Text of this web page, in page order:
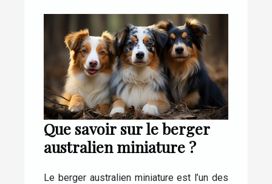
Que savoir sur le berger
australien miniature ?
Le berger australien miniature est l’un des